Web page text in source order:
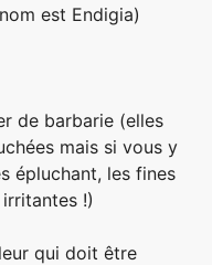
est Endigia)
de barbarie (elles
mais si vous y
épluchant, les fines
!)
qui doit être